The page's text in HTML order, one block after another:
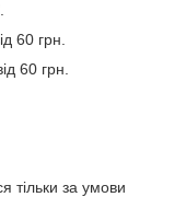
60 грн.
60 грн.
тільки за умови